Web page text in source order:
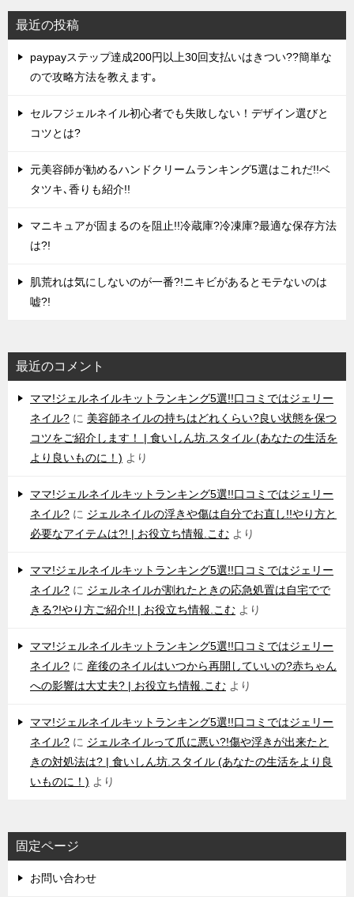
最近の投稿
paypayステップ達成200円以上30回支払いはきつい??簡単な
ので攻略方法を教えます｡
セルフジェルネイル初心者でも失敗しない！デザイン選びと
コツとは?
元美容師が勧めるハンドクリームランキング5選はこれだ!!ベ
タツキ､香りも紹介!!
マニキュアが固まるのを阻止!!冷蔵庫?冷凍庫?最適な保存方法
は?!
肌荒れは気にしないのが一番?!ニキビがあるとモテないのは
嘘?!
最近のコメント
ママ!ジェルネイルキットランキング5選!!口コミではジェリー
ネイル? に 美容師ネイルの持ちはどれくらい?良い状態を保つ
コツをご紹介します！ | 食いしん坊.スタイル (あなたの生活を
より良いものに！) より
ママ!ジェルネイルキットランキング5選!!口コミではジェリー
ネイル? に ジェルネイルの浮きや傷は自分でお直し!!やり方と
必要なアイテムは?! | お役立ち情報.こむ より
ママ!ジェルネイルキットランキング5選!!口コミではジェリー
ネイル? に ジェルネイルが割れたときの応急処置は自宅でで
きる?!やり方ご紹介!! | お役立ち情報.こむ より
ママ!ジェルネイルキットランキング5選!!口コミではジェリー
ネイル? に 産後のネイルはいつから再開していいの?赤ちゃん
への影響は大丈夫? | お役立ち情報.こむ より
ママ!ジェルネイルキットランキング5選!!口コミではジェリー
ネイル? に ジェルネイルって爪に悪い?!傷や浮きが出来たと
きの対処法は? | 食いしん坊.スタイル (あなたの生活をより良
いものに！) より
固定ページ
お問い合わせ